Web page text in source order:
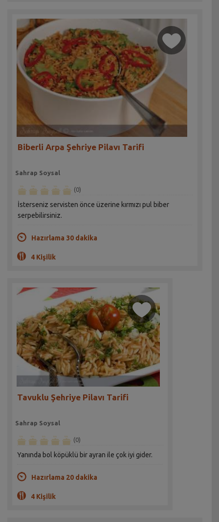
Biberli Arpa Şehriye Pilavı Tarifi
Sahrap Soysal
(0)
İsterseniz servisten önce üzerine kırmızı pul biber
serpebilirsiniz.
Hazırlama 30 dakika
4 Kişilik
Tavuklu Şehriye Pilavı Tarifi
Sahrap Soysal
(0)
Yanında bol köpüklü bir ayran ile çok iyi gider.
Hazırlama 20 dakika
4 Kişilik